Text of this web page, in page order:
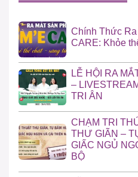
Chính Thức Ra
CARE: Khỏe
LỄ HỘI RA
–
TRI ÂN
CHẠM TRI
THƯ GIÃN –
GIẤC NGỦ
BỘ